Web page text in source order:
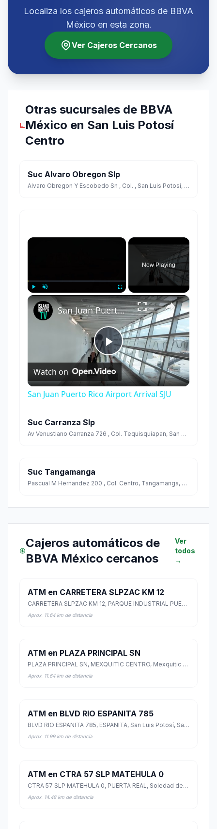
Localiza los cajeros automáticos de BBVA
México en esta zona.
Ver Cajeros Cercanos
Otras sucursales de BBVA
México en San Luis Potosí
Centro
Suc Alvaro Obregon Slp
Alvaro Obregon Y Escobedo Sn , Col. , San Luis Potosi, San Luis Potosi Cp. 78000
×
Unmute
Now Playing
×
Play
Video
San Juan Puerto Rico Airport Arrival SJU
Watch on
San Juan Puerto Rico Airport Arrival SJU
Suc Carranza Slp
Av Venustiano Carranza 726 , Col. Tequisquiapan, San Luis Potosi, San Luis Potosi Cp. 78000
Suc Tangamanga
Pascual M Hernandez 200 , Col. Centro, Tangamanga, San Luis Potosi Cp. 78000
Cajeros automáticos de
BBVA México cercanos
Ver
todos
→
ATM en CARRETERA SLPZAC KM 12
CARRETERA SLPZAC KM 12, PARQUE INDUSTRIAL PUEBLO VIEJO, Mexquitic de Carmona, San Luis Potosí
Aprox. 11.64 km de distancia
ATM en PLAZA PRINCIPAL SN
PLAZA PRINCIPAL SN, MEXQUITIC CENTRO, Mexquitic de Carmona, San Luis Potosí
Aprox. 11.64 km de distancia
ATM en BLVD RIO ESPANITA 785
BLVD RIO ESPANITA 785, ESPANITA, San Luis Potosí, San Luis Potosí
Aprox. 11.99 km de distancia
ATM en CTRA 57 SLP MATEHULA 0
CTRA 57 SLP MATEHULA 0, PUERTA REAL, Soledad de Graciano Sánchez, San Luis Potosí
Aprox. 14.48 km de distancia